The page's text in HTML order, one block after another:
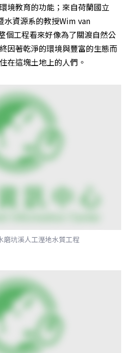
境教育的功能；來自荷蘭國立
水資源系的教授Wim van
個工程看來好像為了關渡自然公
因著乾淨的環境與豐富的生態而
在這塊土地上的人們。
磨坑溪人工溼地水質工程